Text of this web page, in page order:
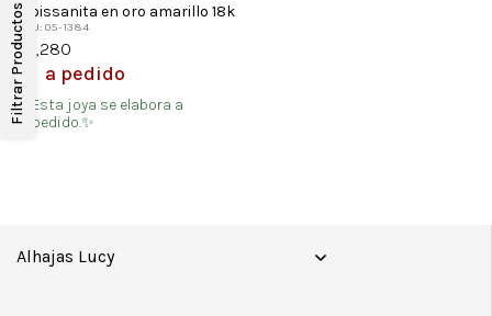
Filtrar Productosmoissanita en oro amarillo 18k
SKU: 05-1384
$ 1,280
a pedido
Esta joya se elabora a
pedido.✨
Alhajas Lucy